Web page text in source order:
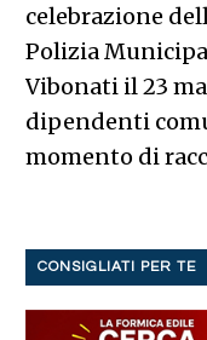
celebrazione
Polizia
Vibonati il 23
dipendenti
momento di
CONSIGLIATI PER TE